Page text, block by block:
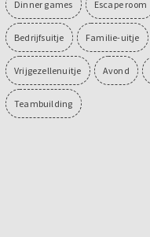
Dinner games Escape room
Bedrijfsuitje Familie-uitje
Vrijgezellenuitje Avond
Teambuilding